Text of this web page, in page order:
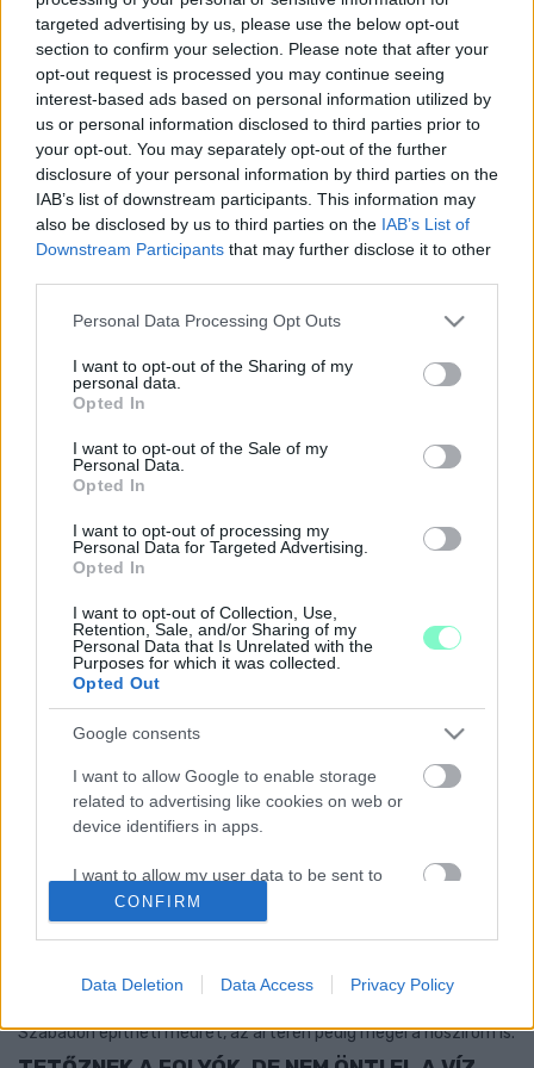
targeted advertising by us, please use the below opt-out
section to confirm your selection. Please note that after your
opt-out request is processed you may continue seeing
interest-based ads based on personal information utilized by
us or personal information disclosed to third parties prior to
your opt-out. You may separately opt-out of the further
disclosure of your personal information by third parties on the
IAB’s list of downstream participants. This information may
also be disclosed by us to third parties on the IAB’s List of
Downstream Participants that may further disclose it to other
Please note that this website/app uses one or more Google
not limited to your visit or usage behaviour. You may click to
grant or deny consent to Google and its third-party tags to
use your data for below specified purposes in below Google
consent section.
Personal Data Processing Opt Outs
I want to opt-out of the Sharing of my
personal data.
Opted In
I want to opt-out of the Sale of my
Personal Data.
Opted In
I want to opt-out of processing my
Personal Data for Targeted Advertising.
Opted In
I want to opt-out of Collection, Use,
Retention, Sale, and/or Sharing of my
Personal Data that Is Unrelated with the
Purposes for which it was collected.
Opted Out
Google consents
I want to allow Google to enable storage
related to advertising like cookies on web or
device identifiers in apps.
I want to allow my user data to be sent to
Google for online advertising purposes.
personalized advertising.
related to analytics like cookies on web or
CONFIRM
Data Deletion Data Access Privacy Policy
18-ÁN
2026. július. 07. 09:59
A II. Lampionos Hajós Felvonulás látványos programokkal,
Európa-bajnoki bemutatóval és jótékonysági eseménnyel tölti
meg a város folyóit.
A NYUGAT-DUNÁNTÚL ÉS AUSZTRIA KELETI
RÉSZÉNEK CSAPADÉKOSABB IDŐJÁRÁSA
MIATT VAS ÉS ZALA VIZEI MEGÚSZTÁK A
KISZÁRADÁST
2022. július. 29. 06:35
Miközben az ország keleti felében az aszálytól tartanak, addig
nyugaton minden nagyobb folyó bírja a hőséget.
ÉLŐVILÁGA A SZLOVÁK SZAKASZON
2022. május. 18. 16:48
áradás után hozzánk is elérhet az ökológiai katasztrófa.
A FÖLD FOLYÓINAK TÖBBSÉGE LEGALÁBB EGY
2021. június. 19. 12:15
Szomorú.
A FOLYÓVIZEK ÉJJEL NÉGYSZER ANNYI SZÉN-
DIOXIDOT BOCSÁTANAK KI, MINT NAPPAL
2021. Április. 20. 08:08
Napi érdekesség.
VÍZFOLYÁSAINAK GAZDAG ÉLŐVILÁGÁRÓL
2020. augusztus. 12. 15:56
Nagy erőkkel zajlik a „Pataklakók kalandjai” forgatása.
MÁRA VÁRJÁK A RÁBA TETŐZÉSÉT
2020. augusztus. 06. 15:34
Nem kellett elrendelni Sárvár térségében az árvízvédelmi
készültséget.
A RÁBA A VÍRUS IDEJE ALATT SEM ALSZIK
Szabadon építheti medrét, az árterén pedig megél a nőszirom is.